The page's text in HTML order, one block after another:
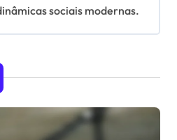
sociais modernas.